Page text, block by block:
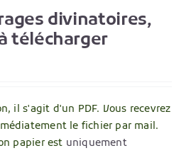
divinatoires,
télécharger
il s'agit d'un PDF. Vous recevrez
le fichier par mail.
papier est uniquement